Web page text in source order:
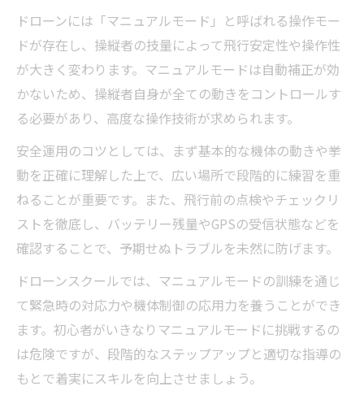
ドローンには「マニュアルモード」と呼ばれる操作モー
ドが存在し、操縦者の技量によって飛行安定性や操作性
が大きく変わります。マニュアルモードは自動補正が効
かないため、操縦者自身が全ての動きをコントロールす
る必要があり、高度な操作技術が求められます。
安全運用のコツとしては、まず基本的な機体の動きや挙
動を正確に理解した上で、広い場所で段階的に練習を重
ねることが重要です。また、飛行前の点検やチェックリ
ストを徹底し、バッテリー残量やGPSの受信状態などを
確認することで、予期せぬトラブルを未然に防げます。
ドローンスクールでは、マニュアルモードの訓練を通じ
て緊急時の対応力や機体制御の応用力を養うことができ
ます。初心者がいきなりマニュアルモードに挑戦するの
は危険ですが、段階的なステップアップと適切な指導の
もとで着実にスキルを向上させましょう。